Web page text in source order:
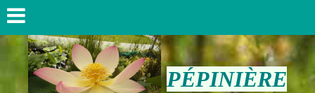
PÉPINIÈRE